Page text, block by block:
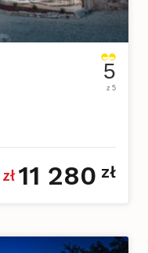
5
z 5
zł 11 280 zł